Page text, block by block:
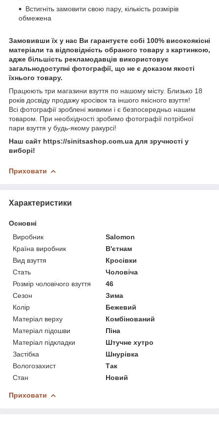
Встигніть замовити свою пару, кількість розмірів
обмежена
Замовивши їх у нас Ви гарантуєте собі 100% високоякісні
матеріали та відповідність обраного товару з картинкою,
адже більшість рекламодавців використовує
загальнодоступні фотографії, що не є доказом якості
їхнього товару.
Працюють три магазини взуття по нашому місту. Близько 18
років досвіду продажу кросівок та іншого якісного взуття!
Всі фотографії зроблені живими і є безпосередньо нашим
товаром. При необхідності зробимо фотографії потрібної
пари взуття у будь-якому ракурсі!
Наш сайт https://sinitsashop.com.ua для зручності у
виборі!
Приховати
Характеристики
Основні
Виробник
Salomon
Країна виробник
В'єтнам
Вид взуття
Кросівки
Стать
Чоловіча
Розмір чоловічого взуття
46
Сезон
Зима
Колір
Бежевий
Матеріал верху
Комбінований
Матеріал підошви
Піна
Матеріал підкладки
Штучне хутро
Застібка
Шнурівка
Вологозахист
Так
Стан
Новий
Приховати